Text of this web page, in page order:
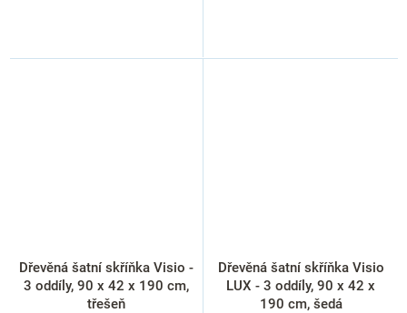
Dřevěná šatní skříňka Visio -
3 oddíly, 90 x 42 x 190 cm,
třešeň
Dřevěná šatní skříňka Visio
LUX - 3 oddíly, 90 x 42 x
190 cm, šedá